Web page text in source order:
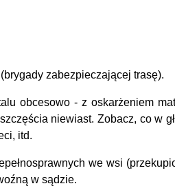
zabezpieczającej trasę).
obcesowo - z oskarżeniem
niewiast. Zobacz, co w
itd.
we wsi
w sądzie.